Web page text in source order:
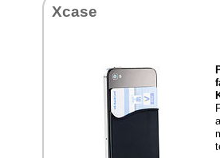
Xca­se